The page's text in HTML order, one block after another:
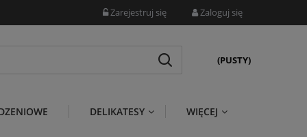
Zarejestruj się Zaloguj się
(PUSTY)
DELIKATESY WIĘCEJ